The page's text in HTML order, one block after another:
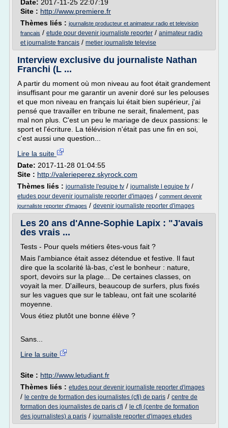
Date: 2017-11-25 22:07:19
Site : http://www.premiere.fr
Thèmes liés : journaliste producteur et animateur radio et television
francais / etude pour devenir journaliste reporter / animateur radio
et journaliste francais / metier journaliste televise
Interview exclusive du journaliste Nathan
Franchi (L ...
A partir du moment où mon niveau au foot était grandement
insuffisant pour me garantir un avenir doré sur les pelouses
et que mon niveau en français lui était bien supérieur, j'ai
pensé que travailler en tribune ne serait, finalement, pas
mal non plus. C'est un peu le mariage de deux passions: le
sport et l'écriture. La télévision n'était pas une fin en soi,
c'est aussi une question...
Lire la suite
Date: 2017-11-28 01:04:55
Site : http://valerieperez.skyrock.com
Thèmes liés : journaliste l'equipe tv / journaliste l equipe tv /
etudes pour devenir journaliste reporter d'images / comment devenir
journaliste reporter d'images / devenir journaliste reporter d'images
Les 20 ans d'Anne-Sophie Lapix : "J'avais
des vrais ...
Tests - Pour quels métiers êtes-vous fait ?
Mais l'ambiance était assez détendue et festive. Il faut
dire que la scolarité là-bas, c'est le bonheur : nature,
sport, devoirs sur la plage... De certaines classes, on
voyait la mer. D'ailleurs, beaucoup de surfers, plus fixés
sur les vagues que sur le tableau, ont fait une scolarité
moyenne.
Vous étiez plutôt une bonne élève ?
Sans...
Lire la suite
Site : http://www.letudiant.fr
Thèmes liés : etudes pour devenir journaliste reporter d'images
/ le centre de formation des journalistes (cfj) de paris / centre de
formation des journalistes de paris cfj / le cfj (centre de formation
des journalistes) a paris / journaliste reporter d'images etudes